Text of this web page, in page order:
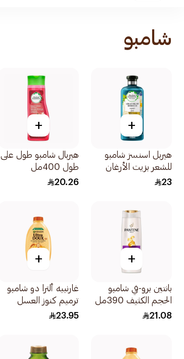
شامبو
+
هيربل اسنسز شامبو
للشعر بزيت الأرغان
المغربي للترميم 400مل
23
+
هيربال شامبو طول على
طول 400مل
20.26
+
بانتين برو-في شامبو
الحجم الكثيف 390مل
21.08
+
غارنييه ألترا دو شامبو
ترميم كنوز العسل
400مل
23.95